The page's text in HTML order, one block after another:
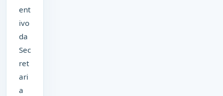
ent
ivo
da
Sec
ret
ari
a